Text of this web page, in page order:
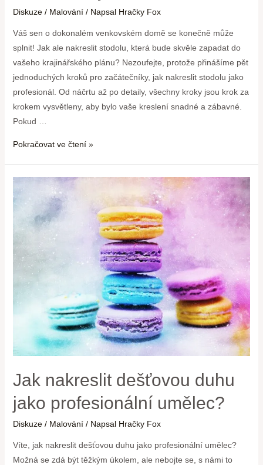
Diskuze / Malování/ Napsal Hračky Fox
Váš sen o dokonalém venkovském domě se konečně může
splnit! Jak ale nakreslit stodolu, která bude skvěle zapadat do
vašeho krajinářského plánu? Nezoufejte, protože přinášíme pět
jednoduchých kroků pro začátečníky, jak nakreslit stodolu jako
profesionál. Od náčrtu až po detaily, všechny kroky jsou krok za
krokem vysvětleny, aby bylo vaše kreslení snadné a zábavné.
Pokud …
Pokračovat ve čtení »
Jak nakreslit dešťovou duhu
jako profesionální umělec?
Diskuze / Malování/ Napsal Hračky Fox
Víte, jak nakreslit dešťovou duhu jako profesionální umělec?
Možná se zdá být těžkým úkolem, ale nebojte se, s námi to